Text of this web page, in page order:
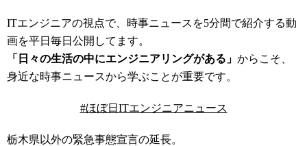
ITエンジニアの視点で、時事ニュースを5分間で紹介する動
画を平日毎日公開してます。
「日々の生活の中にエンジニアリングがある」 からこそ、
身近な時事ニュースから学ぶことが重要です。
#ほぼ日ITエンジニアニュース
栃木県以外の緊急事態宣言の延長。